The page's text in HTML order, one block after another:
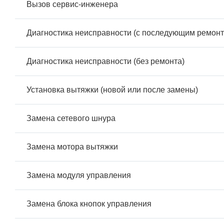
Вызов сервис-инженера
Диагностика неисправности (с последующим
Диагностика неисправности (без ремонта)
Установка вытяжки (новой или после замены)
Замена сетевого шнура
Замена мотора вытяжки
Замена модуля управления
Замена блока кнопок управления